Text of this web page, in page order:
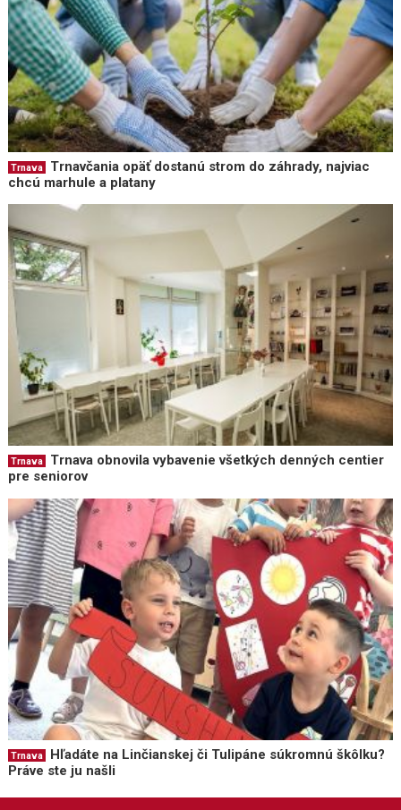
Trnava
Trnavčania opäť dostanú strom do záhrady, najviac
chcú marhule a platany
Trnava
Trnava obnovila vybavenie všetkých denných centier
pre seniorov
Trnava
Hľadáte na Linčianskej či Tulipáne súkromnú škôlku?
Práve ste ju našli